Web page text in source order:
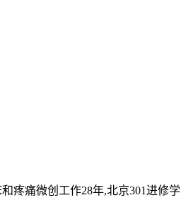
疼痛微创工作28年,北京301进修学